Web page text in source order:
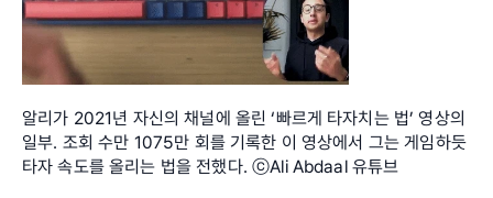
알리가 2021년 자신의 채널에 올린 ‘빠르게 타자치는 법’ 영상의
일부. 조회 수만 1075만 회를 기록한 이 영상에서 그는 게임하듯
타자 속도를 올리는 법을 전했다. ⓒAli Abdaal 유튜브